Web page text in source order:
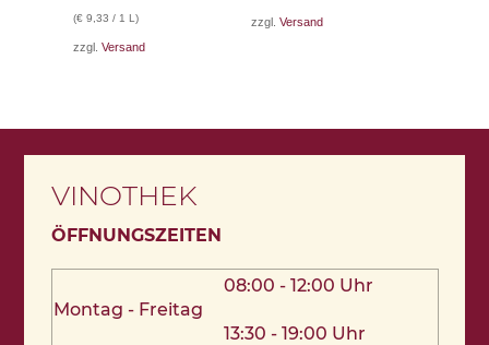
(€ 9,33 / 1 L)
zzgl.Versand
zzgl.Versand
VINOTHEK
ÖFFNUNGSZEITEN
Montag - Freitag
08:00 - 12:00 Uhr
13:30 - 19:00 Uhr